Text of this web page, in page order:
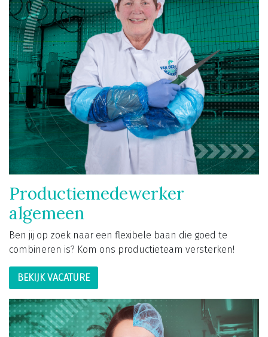
Productiemedewerker
algemeen
Ben jij op zoek naar een flexibele baan die goed te
combineren is? Kom ons productieteam versterken!
BEKIJK VACATURE